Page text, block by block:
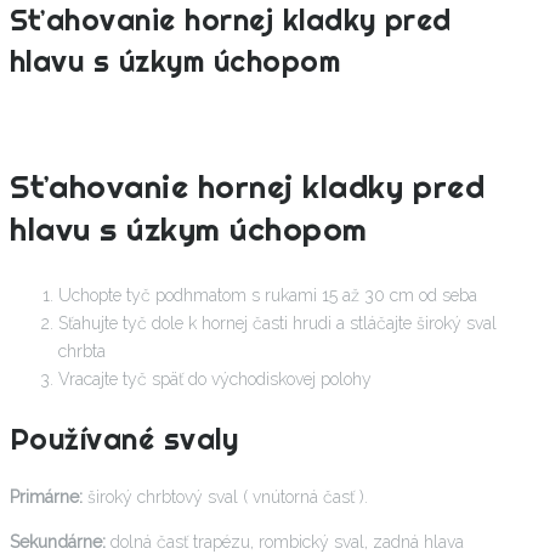
Sťahovanie hornej kladky pred
hlavu s úzkym úchopom
Sťahovanie hornej kladky pred
hlavu s úzkym úchopom
Uchopte tyč podhmatom s rukami 15 až 30 cm od seba
Sťahujte tyč dole k hornej časti hrudi a stláčajte široký sval
chrbta
Vracajte tyč späť do východiskovej polohy
Používané svaly
Primárne: široký chrbtový sval ( vnútorná časť ).
Sekundárne: dolná časť trapézu, rombický sval, zadná hlava